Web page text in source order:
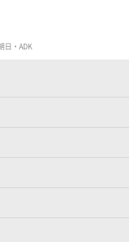
日・ADK